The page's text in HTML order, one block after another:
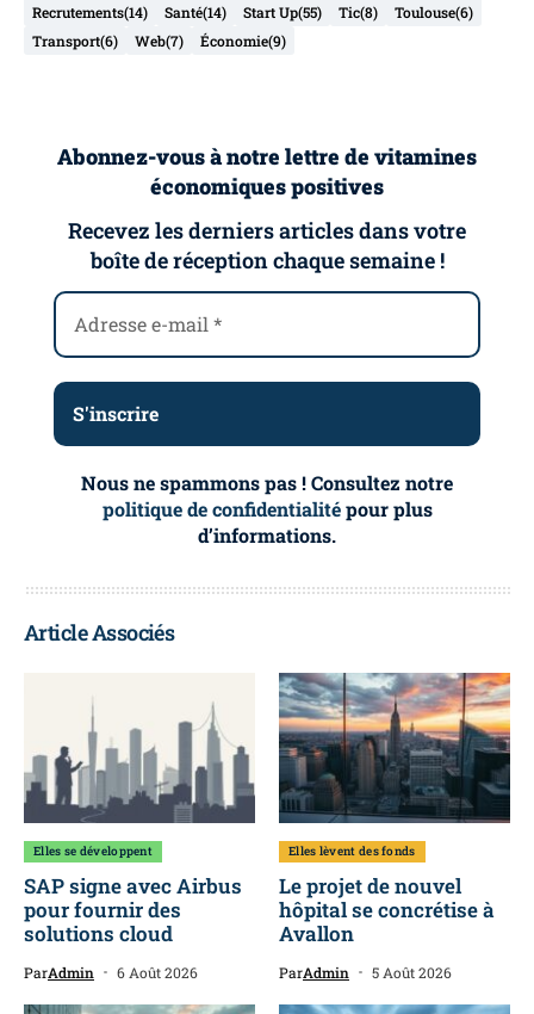
Recrutements(14) Santé(14) Start Up(55) Tic(8) Toulouse(6)
Transport(6) Web(7) Économie(9)
Abonnez-vous à notre lettre de vitamines
économiques positives
Recevez les derniers articles dans votre
boîte de réception chaque semaine !
Nous ne spammons pas ! Consultez notre
politique de confidentialitépour plus
d’informations.
Article Associés
Elles se développent
SAP signe avec Airbus
pour fournir des
solutions cloud
ParAdmin 6 Août 2026
Elles lèvent des fonds
Le projet de nouvel
hôpital se concrétise à
Avallon
ParAdmin 5 Août 2026